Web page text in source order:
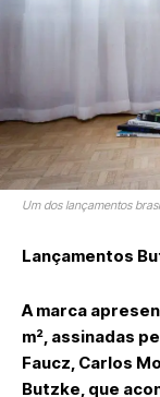
Um dos lançamentos
Lançamentos
A marca
m², assinadas
Faucz, Carlos
Butzke, que